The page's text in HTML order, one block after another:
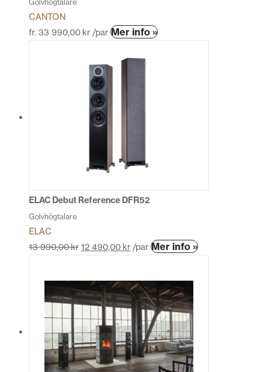
Golvhögtalare
CANTON
fr. 33 990,00 kr /par Mer info »Den
ELAC Debut Reference DFR52
Golvhögtalare
ELAC
13 990,00kr 12 490,00 kr /par Mer info »Den